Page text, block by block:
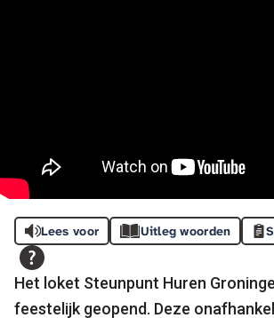
Lees voor Uitleg woorden
Het loket Steunpunt Huren
feestelijk geopend. Deze